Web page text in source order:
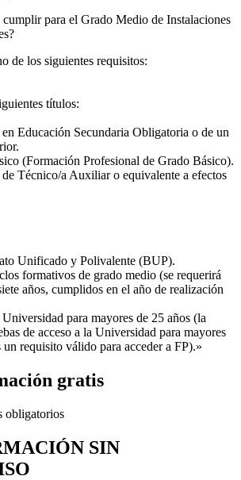
cumplir para el Grado Medio de Instalaciones
de los siguientes requisitos:
títulos:
Educación Secundaria Obligatoria o de un
(Formación Profesional de Grado Básico).
Técnico/a Auxiliar o equivalente a efectos
Unificado y Polivalente (BUP).
formativos de grado medio (se requerirá
años, cumplidos en el año de realización
para mayores de 25 años (la
de acceso a la Universidad para mayores
requisito válido para acceder a FP).»
gratis
obligatorios
SIN